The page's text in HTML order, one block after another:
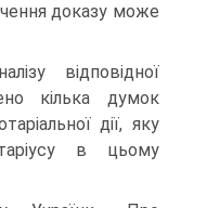
доказу може
відповідної
кілька думок
дії, яку
в цьому